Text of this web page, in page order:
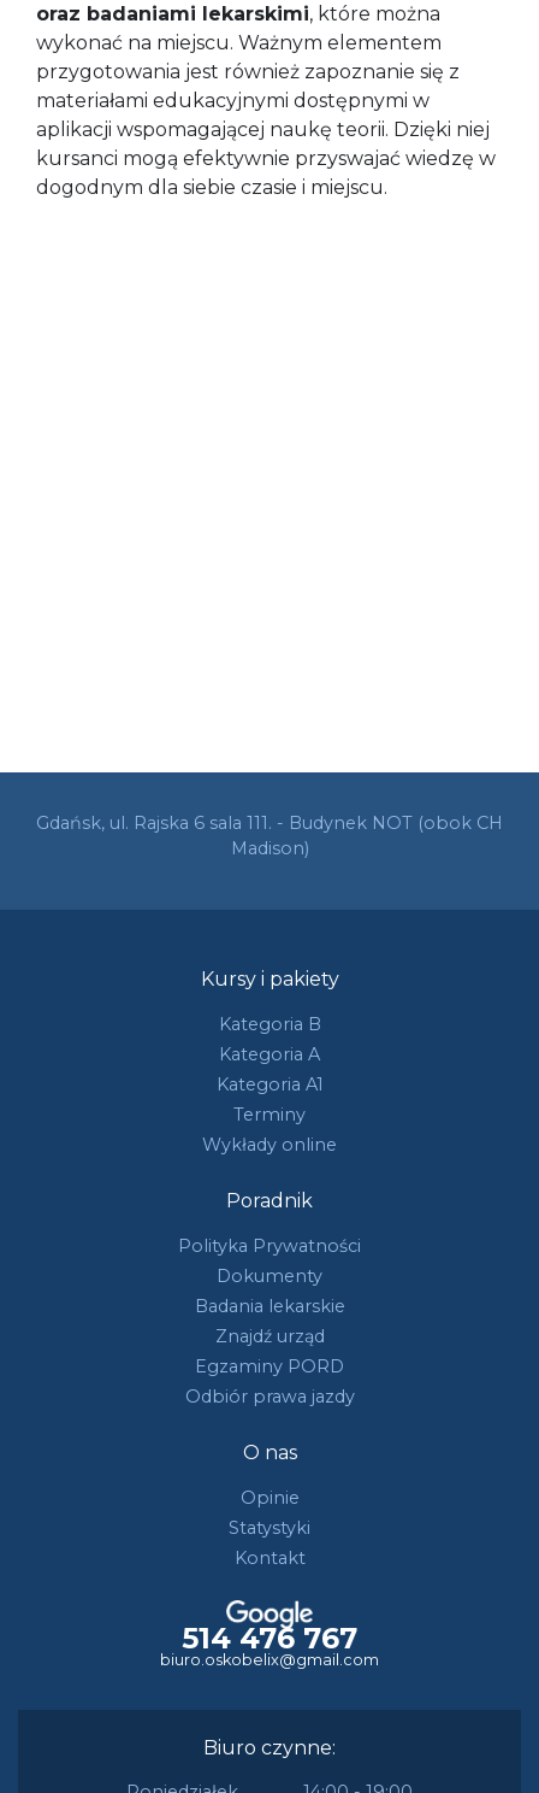
oraz badaniami lekarskimi, które można
wykonać na miejscu. Ważnym elementem
przygotowania jest również zapoznanie się z
materiałami edukacyjnymi dostępnymi w
aplikacji wspomagającej naukę teorii. Dzięki niej
kursanci mogą efektywnie przyswajać wiedzę w
dogodnym dla siebie czasie i miejscu.
Gdańsk, ul. Rajska 6 sala 111. - Budynek NOT (obok CH
Madison)
Kursy i pakiety
Kategoria B
Kategoria A
Kategoria A1
Terminy
Wykłady online
Poradnik
Polityka Prywatności
Dokumenty
Badania lekarskie
Znajdź urząd
Egzaminy PORD
Odbiór prawa jazdy
O nas
Opinie
Statystyki
Kontakt
514 476 767
biuro.oskobelix@gmail.com
Biuro czynne: